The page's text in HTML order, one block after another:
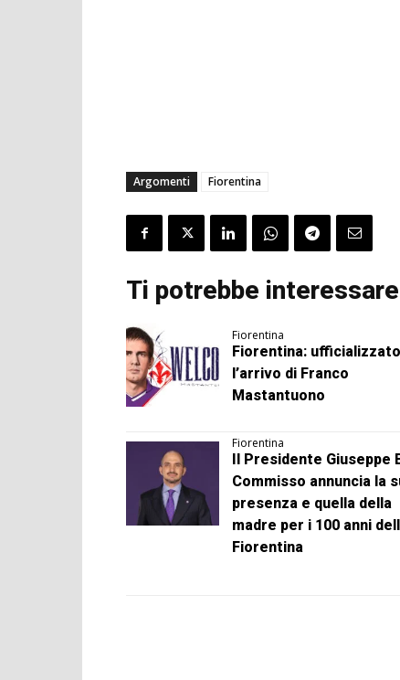
Argomenti Fiorentina
Ti potrebbe interessare
Fiorentina
Fiorentina: ufficializzato
l’arrivo di Franco
Mastantuono
Fiorentina
Il Presidente Giuseppe
Commisso annuncia la
presenza e quella della
madre per i 100 anni
Fiorentina